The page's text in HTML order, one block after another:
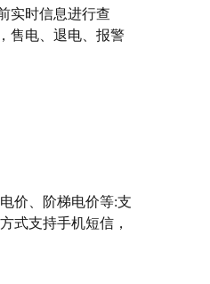
实时信息进行查
售电、退电、报警
价、阶梯电价等:支
式支持手机短信，